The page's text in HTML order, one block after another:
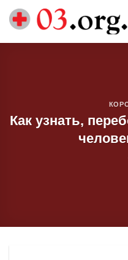
Skip
Как узнать,